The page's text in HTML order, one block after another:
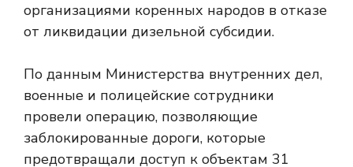
организациями коренных народов в отказе
от ликвидации дизельной субсидии.
По данным Министерства внутренних дел,
военные и полицейские сотрудники
провели операцию, позволяющие
заблокированные дороги, которые
предотвращали доступ к объектам 31